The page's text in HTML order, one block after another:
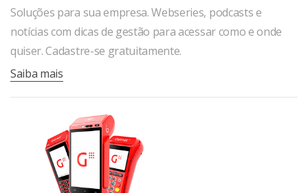
Soluções para sua empresa. Webseries, podcasts e
notícias com dicas de gestão para acessar como e onde
quiser. Cadastre-se gratuitamente.
Saiba mais